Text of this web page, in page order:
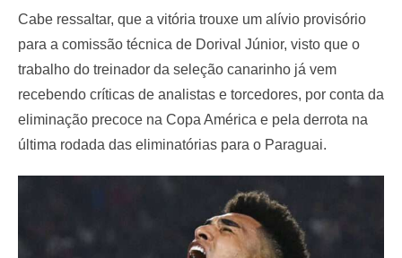
Cabe ressaltar, que a vitória trouxe um alívio provisório
para a comissão técnica de Dorival Júnior, visto que o
trabalho do treinador da seleção canarinho já vem
recebendo críticas de analistas e torcedores, por conta da
eliminação precoce na Copa América e pela derrota na
última rodada das eliminatórias para o Paraguai.